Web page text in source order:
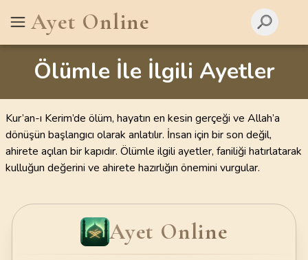
Ayet Online
Ölümle İle İlgili Ayetler
Kur’an-ı Kerim’de ölüm, hayatın en kesin gerçeği ve Allah’a
dönüşün başlangıcı olarak anlatılır. İnsan için bir son değil,
ahirete açılan bir kapıdır. Ölümle ilgili ayetler, faniliği hatırlatarak
kulluğun değerini ve ahirete hazırlığın önemini vurgular.
Ayet Online